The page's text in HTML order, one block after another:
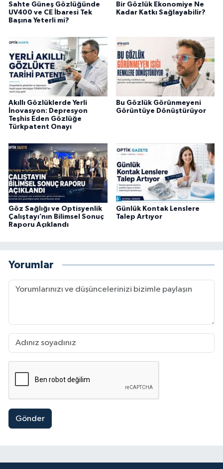
Sahte Güneş Gözlüğünde
UV400 ve CE İbaresi Tek
Başına Yeterli mi?
Bir Gözlük Ekonomiye Ne
Kadar Katkı Sağlayabilir?
Akıllı Gözlüklerde Yerli
İnovasyon: Depresyon
Teşhis Eden Gözlüğe
Türkpatent Onayı
Bu Gözlük Görünmeyeni
Görüntüye Dönüştürüyor
Göz Sağlığı ve Optisyenlik
Çalıştayı’nın Bilimsel Sonuç
Raporu Açıklandı
Günlük Kontak Lenslere
Talep Artıyor
Yorumlar
Gönder